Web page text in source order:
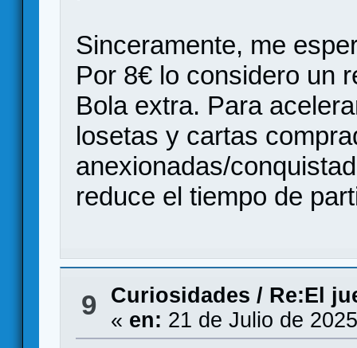
Sinceramente, me
Por 8€ lo considero un
Bola extra. Para
losetas y cartas
anexionadas/
reduce el tiempo de
9 Curiosidades / Re:El
« en: 21 de Julio de